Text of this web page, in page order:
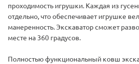
проходимость игрушки. Каждая из
отдельно, что обеспечивает игрушке
манеренность. Экскаватор сможет
месте на 360 градусов.
Полностью функциональный ковш